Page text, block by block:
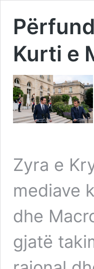
Kurti e
Zyra e
mediave
dhe
gjatë